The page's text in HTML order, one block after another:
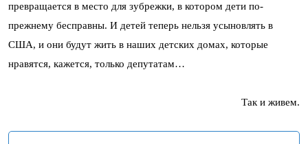
превращается в место для зубрежки, в котором дети по-
прежнему бесправны. И детей теперь нельзя усыновлять в
США, и они будут жить в наших детских домах, которые
нравятся, кажется, только депутатам…
Так и живем.